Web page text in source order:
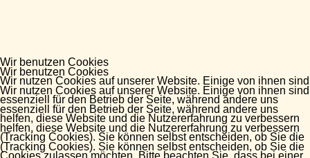
Wir benutzen Cookies
Wir nutzen Cookies auf unserer Website. Einige von ihnen sind
essenziell für den Betrieb der Seite, während andere uns
helfen, diese Website und die Nutzererfahrung zu verbessern
(Tracking Cookies). Sie können selbst entscheiden, ob Sie die
Wir benutzen Cookies
Wir nutzen Cookies auf unserer Website. Einige von ihnen sind
essenziell für den Betrieb der Seite, während andere uns
helfen, diese Website und die Nutzererfahrung zu verbessern
(Tracking Cookies). Sie können selbst entscheiden, ob Sie die
Cookies zulassen möchten. Bitte beachten Sie, dass bei einer